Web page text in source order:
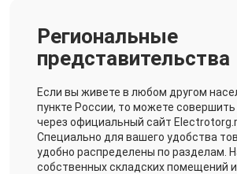
Региональные
представительства
Если вы живете в любом другом
пункте России, то можете совершить
через официальный сайт
Специально для вашего удобства
удобно распределены по разделам.
собственных складских помещений и